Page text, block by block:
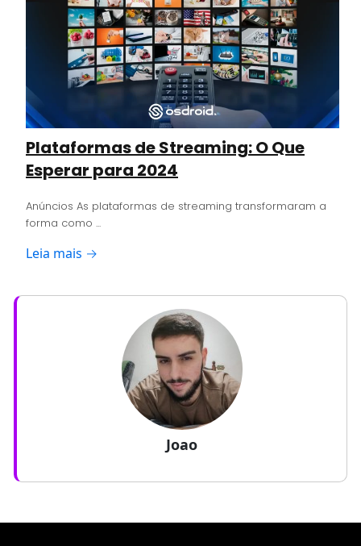
Plataformas de Streaming: O Que
Esperar para 2024
Anúncios As plataformas de streaming transformaram a
forma como ...
Leia mais →
Joao